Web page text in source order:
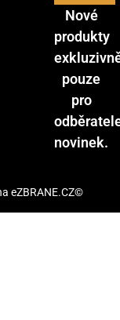
Nové
produkty
pouze
pro
novinek.
eZBRANE.CZ©